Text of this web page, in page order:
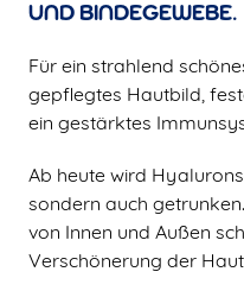
UND BINDEGEWEBE.
Für ein strahlend
gepflegtes Hautbild,
ein gestärktes
Ab heute wird
sondern auch
von Innen und Außen
Verschönerung der